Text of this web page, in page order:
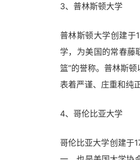
3、普林斯顿大学
普林斯顿大学创建于
学，为美国的常春藤
篮”的誉称。普林斯
表着严谨、庄重和纯
4、哥伦比亚大学
哥伦比亚大学创建于